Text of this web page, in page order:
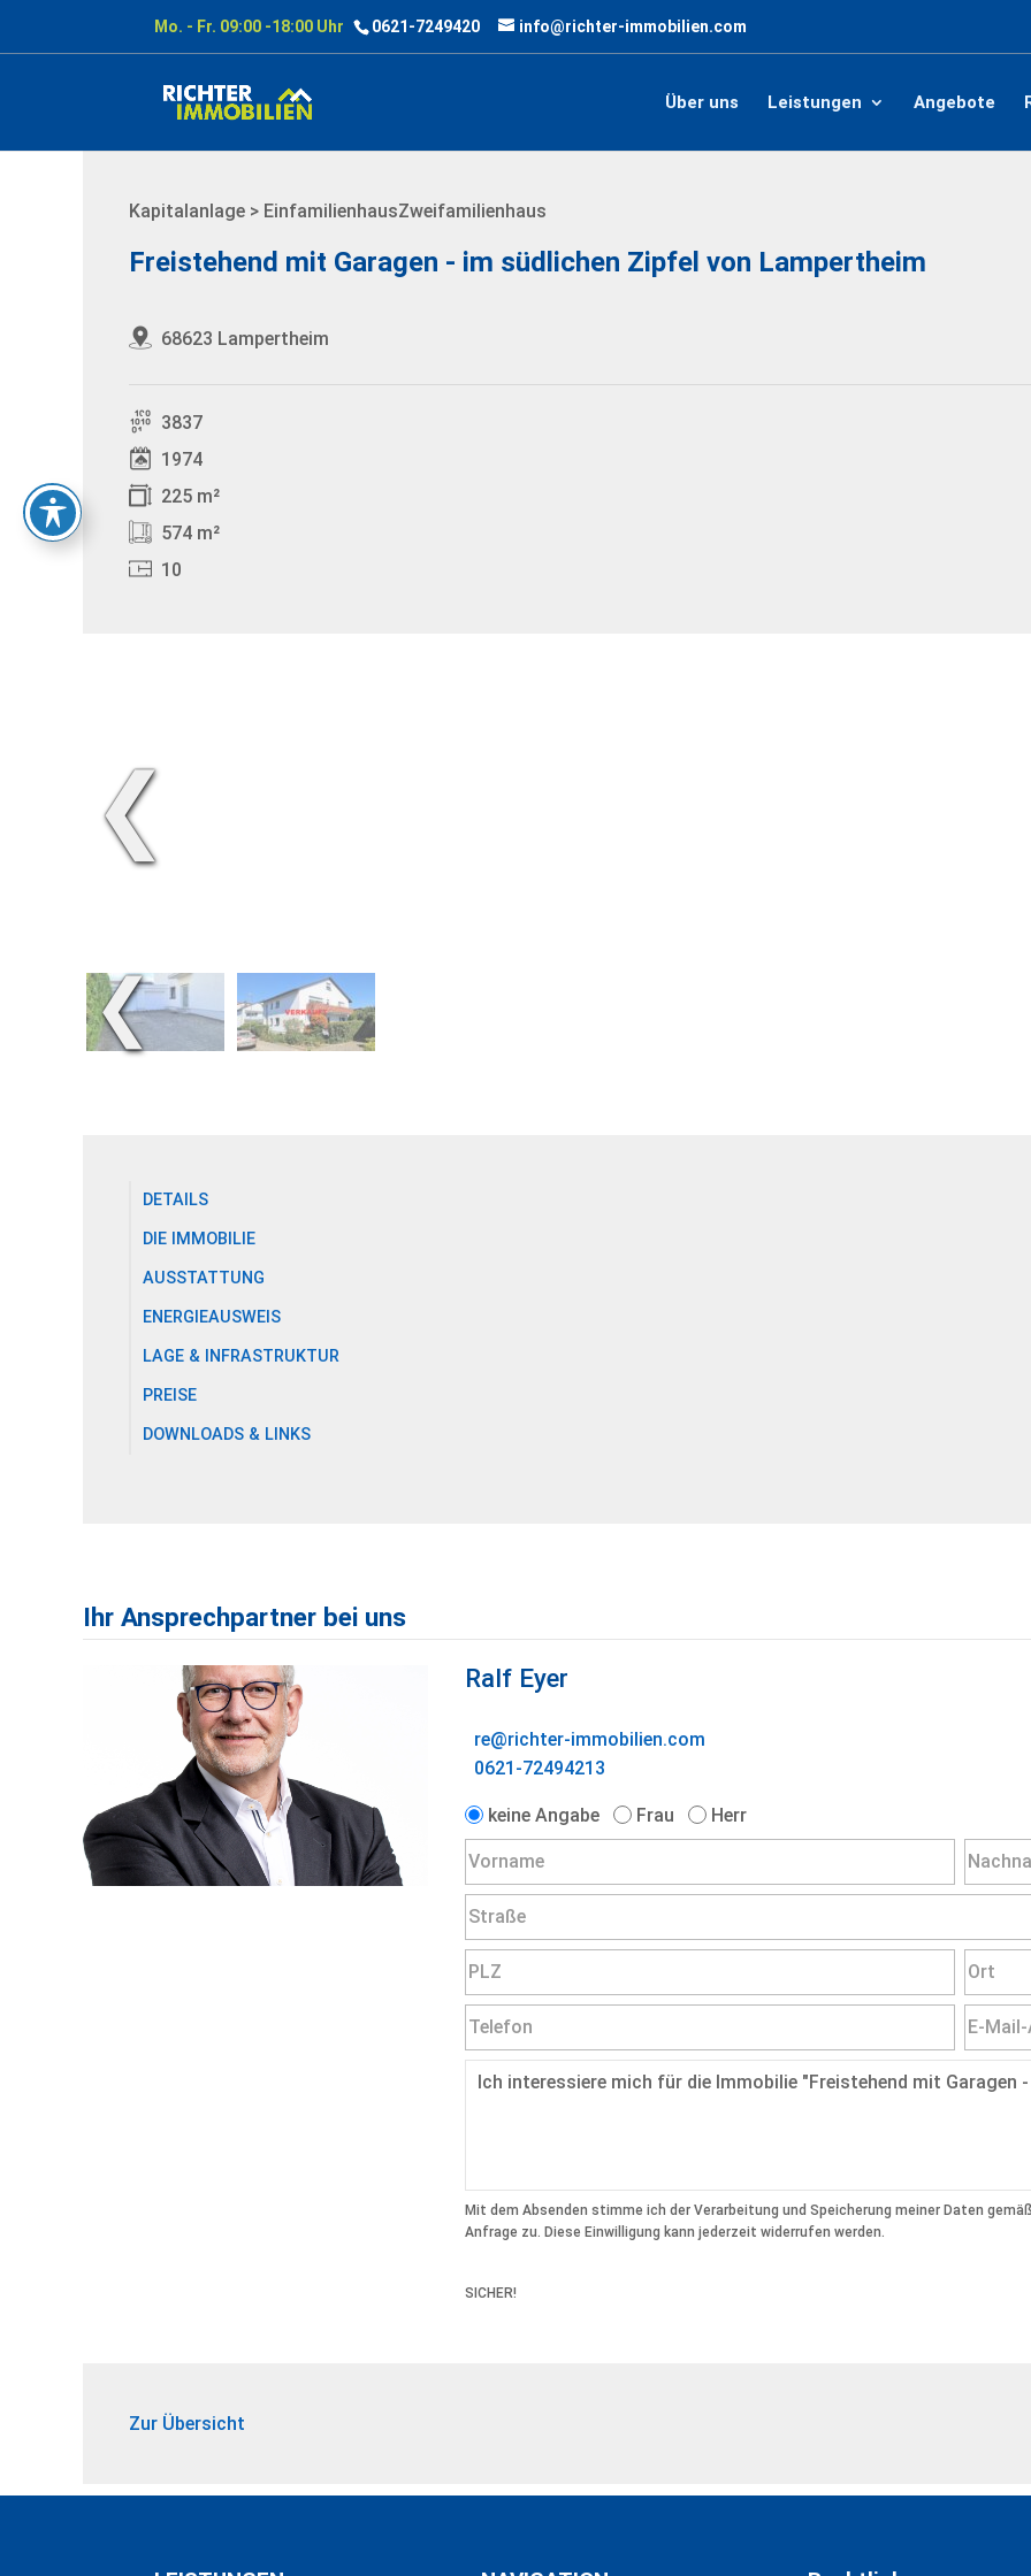
Mo. - Fr. 09:00 -18:00 Uhr 0621-7249420 info@richter-immobilien.com
Über uns Leistungen Angebote
Kapitalanlage > EinfamilienhausZweifamilienhaus
Freistehend mit Garagen - im südlichen Zipfel von Lampertheim
68623 Lampertheim
3837
1974
225 m²
574 m²
10
❮
❮
DETAILS
DIE IMMOBILIE
AUSSTATTUNG
ENERGIEAUSWEIS
LAGE & INFRASTRUKTUR
PREISE
DOWNLOADS & LINKS
Ihr Ansprechpartner bei uns
Ralf Eyer
re@richter-immobilien.com
0621-72494213
keine Angabe Frau Herr
Mit dem Absenden stimme ich der Verarbeitung und Speicherung meiner Daten
Anfrage zu. Diese Einwilligung kann jederzeit widerrufen werden.
SICHER!
Zur Übersicht